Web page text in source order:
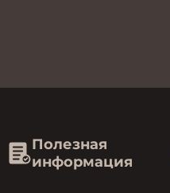
Полезная
информация